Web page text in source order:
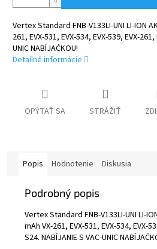
Vertex Standard FNB-V133LI-UNI LI-ION
261, EVX-531, EVX-534, EVX-539, EVX-
UNIC NABÍJAĆKOU!
Detailné informácie
OPÝTAŤ SA STRÁŽIŤ
Popis Hodnotenie Diskusia
Podrobný popis
Vertex Standard FNB-V133LI-UNI LI-
mAh VX-261, EVX-531, EVX-534, EVX-
S24.NABÍJANIE S VAC-UNIC